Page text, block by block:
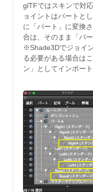
glTFではスキンで対
ョイントはパートと
に「パート」に変換
合は、そのまま「パ
※Shade3Dでジョイ
る必要がある場合は
ン」としてインポート